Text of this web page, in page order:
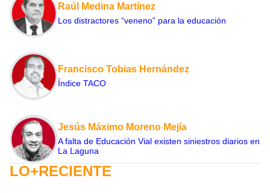
Raúl Medina Martínez
Los distractores “veneno” para la educación
Francisco Tobias Hernández
Índice TACO
Jesús Máximo Moreno Mejía
A falta de Educación Vial existen siniestros diarios en
La Laguna
LO+RECIENTE